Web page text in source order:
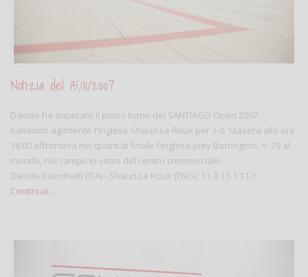
Notizia del 15/11/2007
Davide ha superato il primo turno del SANTIAGO Open 2007
battendo agilmente l'inglese Shaun Le Roux per 3-0. Stasera alle ore
18.00 affronterà nei quarti di finale l'inglese Joey Barrington, n. 29 al
mondo, nel campo in vetro del centro commerciale..
Davide Bianchetti (ITA) - Shaun Le Roux (ENG): 11-3 11-1 11-1
Continua...